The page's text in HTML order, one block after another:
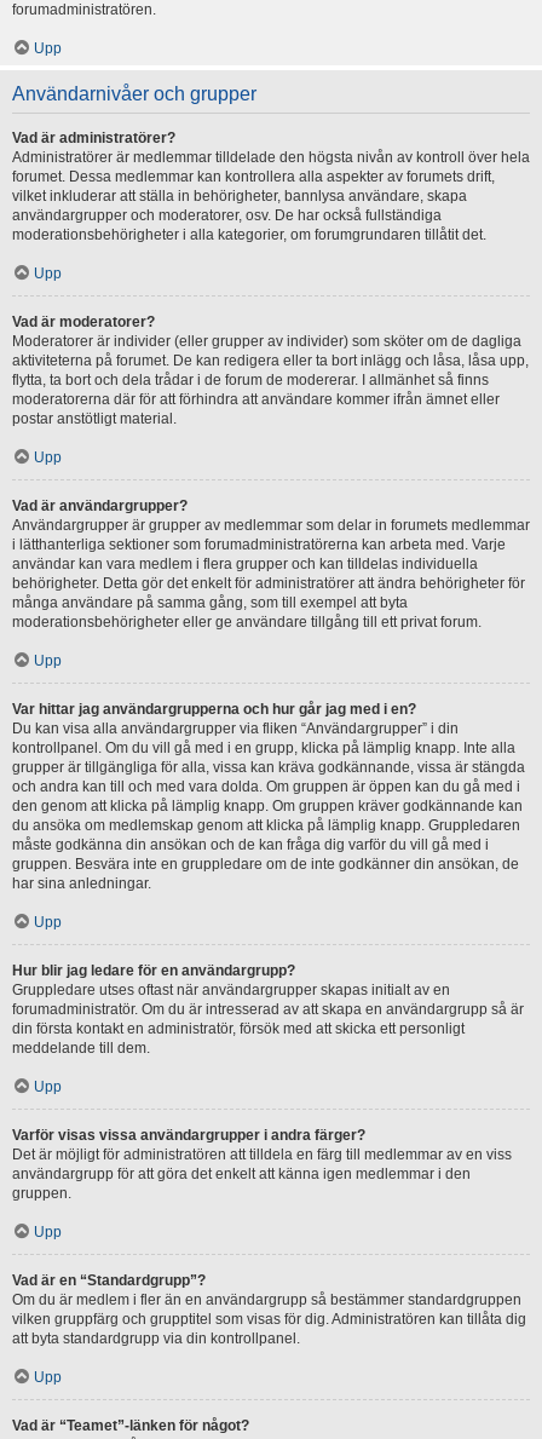
forumadministratören.
Upp
Användarnivåer och grupper
Vad är administratörer?
Administratörer är medlemmar tilldelade den högsta nivån av kontroll över hela
forumet. Dessa medlemmar kan kontrollera alla aspekter av forumets drift,
vilket inkluderar att ställa in behörigheter, bannlysa användare, skapa
användargrupper och moderatorer, osv. De har också fullständiga
moderationsbehörigheter i alla kategorier, om forumgrundaren tillåtit det.
Upp
Vad är moderatorer?
Moderatorer är individer (eller grupper av individer) som sköter om de dagliga
aktiviteterna på forumet. De kan redigera eller ta bort inlägg och låsa, låsa upp,
flytta, ta bort och dela trådar i de forum de modererar. I allmänhet så finns
moderatorerna där för att förhindra att användare kommer ifrån ämnet eller
postar anstötligt material.
Upp
Vad är användargrupper?
Användargrupper är grupper av medlemmar som delar in forumets medlemmar
i lätthanterliga sektioner som forumadministratörerna kan arbeta med. Varje
användar kan vara medlem i flera grupper och kan tilldelas individuella
behörigheter. Detta gör det enkelt för administratörer att ändra behörigheter för
många användare på samma gång, som till exempel att byta
moderationsbehörigheter eller ge användare tillgång till ett privat forum.
Upp
Var hittar jag användargrupperna och hur går jag med i en?
Du kan visa alla användargrupper via fliken “Användargrupper” i din
kontrollpanel. Om du vill gå med i en grupp, klicka på lämplig knapp. Inte alla
grupper är tillgängliga för alla, vissa kan kräva godkännande, vissa är stängda
och andra kan till och med vara dolda. Om gruppen är öppen kan du gå med i
den genom att klicka på lämplig knapp. Om gruppen kräver godkännande kan
du ansöka om medlemskap genom att klicka på lämplig knapp. Gruppledaren
måste godkänna din ansökan och de kan fråga dig varför du vill gå med i
gruppen. Besvära inte en gruppledare om de inte godkänner din ansökan, de
har sina anledningar.
Upp
Hur blir jag ledare för en användargrupp?
Gruppledare utses oftast när användargrupper skapas initialt av en
forumadministratör. Om du är intresserad av att skapa en användargrupp så är
din första kontakt en administratör, försök med att skicka ett personligt
meddelande till dem.
Upp
Varför visas vissa användargrupper i andra färger?
Det är möjligt för administratören att tilldela en färg till medlemmar av en viss
användargrupp för att göra det enkelt att känna igen medlemmar i den
gruppen.
Upp
Vad är en “Standardgrupp”?
Om du är medlem i fler än en användargrupp så bestämmer standardgruppen
vilken gruppfärg och grupptitel som visas för dig. Administratören kan tillåta dig
att byta standardgrupp via din kontrollpanel.
Upp
Vad är “Teamet”-länken för något?